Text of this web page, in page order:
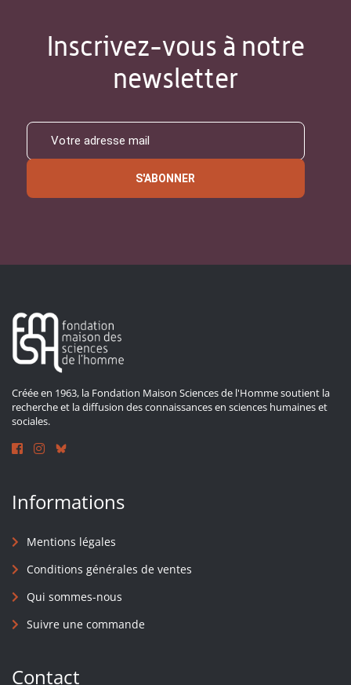
Inscrivez-vous à notre
newsletter
S'ABONNER
Créée en 1963, la Fondation Maison Sciences de l'Homme soutient la
recherche et la diffusion des connaissances en sciences humaines et
sociales.
Informations
Mentions légales
Conditions générales de ventes
Qui sommes-nous
Suivre une commande
Contact